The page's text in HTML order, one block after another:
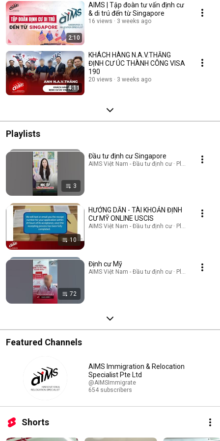
2:10
AIMS | Tập đoàn tư vấn định cư
& di trú đến từ Singapore
16 views 3 weeks ago
4:11
KHÁCH HÀNG N.A.V.THĂNG
ĐỊNH CƯ ÚC THÀNH CÔNG VISA
190
20 views 3 weeks ago
Playlists
3
Đầu tư định cư Singapore
AIMS Việt Nam - Đầu tư định cư · Playlist
10
HƯỚNG DẪN - TÀI KHOẢN ĐỊNH
CƯ MỸ ONLINE USCIS
AIMS Việt Nam - Đầu tư định cư · Playlist
72
Định cư Mỹ
AIMS Việt Nam - Đầu tư định cư · Playlist
Featured Channels
AIMS Immigration & Relocation
Specialist Pte Ltd
@AIMSImmigrate
654 subscribers
Shorts